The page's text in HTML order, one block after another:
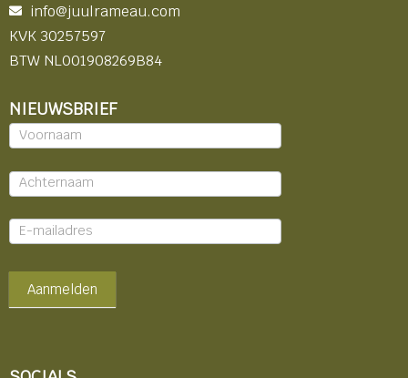
info@juulrameau.com
KVK 30257597
BTW NL001908269B84
NIEUWSBRIEF
Nieuwsbrief
-
footer
Aanmelden